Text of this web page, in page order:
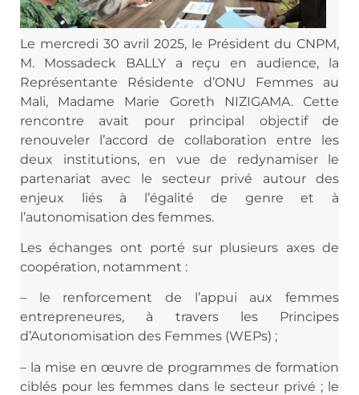
Le mercredi 30 avril 2025, le Président du CNPM,
M. Mossadeck BALLY a reçu en audience, la
Représentante Résidente d’ONU Femmes au
Mali, Madame Marie Goreth NIZIGAMA. Cette
rencontre avait pour principal objectif de
renouveler l’accord de collaboration entre les
deux institutions, en vue de redynamiser le
partenariat avec le secteur privé autour des
enjeux liés à l’égalité de genre et à
l’autonomisation des femmes.
Les échanges ont porté sur plusieurs axes de
coopération, notamment :
– le renforcement de l’appui aux femmes
entrepreneures, à travers les Principes
d’Autonomisation des Femmes (WEPs) ;
– la mise en œuvre de programmes de formation
ciblés pour les femmes dans le secteur privé ; le